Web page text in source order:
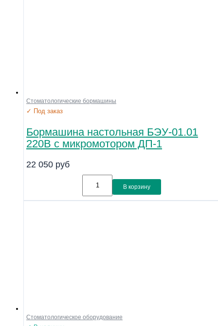
Стоматологические бормашины
✓ Под заказ
Бормашина настольная БЭУ-01.01
220В с микромотором ДП-1
22 050 руб
В корзину
Стоматологическое оборудование